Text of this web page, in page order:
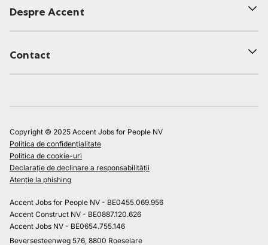
Despre Accent
Contact
Copyright © 2025 Accent Jobs for People NV
Politica de confidențialitate
Politica de cookie-uri
Declarație de declinare a responsabilității
Atenție la phishing
Accent Jobs for People NV - BE0455.069.956
Accent Construct NV - BE0887.120.626
Accent Jobs NV - BE0654.755.146
Beversesteenweg 576, 8800 Roeselare